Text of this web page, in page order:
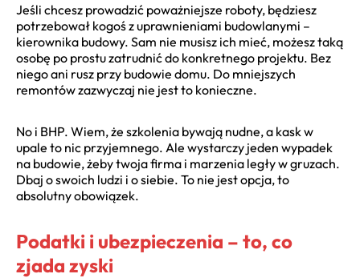
Jeśli chcesz prowadzić poważniejsze roboty, będziesz
potrzebował kogoś z uprawnieniami budowlanymi –
kierownika budowy. Sam nie musisz ich mieć, możesz taką
osobę po prostu zatrudnić do konkretnego projektu. Bez
niego ani rusz przy budowie domu. Do mniejszych
remontów zazwyczaj nie jest to konieczne.
No i BHP. Wiem, że szkolenia bywają nudne, a kask w
upale to nic przyjemnego. Ale wystarczy jeden wypadek
na budowie, żeby twoja firma i marzenia legły w gruzach.
Dbaj o swoich ludzi i o siebie. To nie jest opcja, to
absolutny obowiązek.
Podatki i ubezpieczenia – to, co
zjada zyski